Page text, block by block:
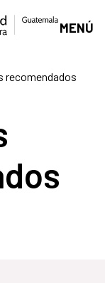
MENÚ
recomendados